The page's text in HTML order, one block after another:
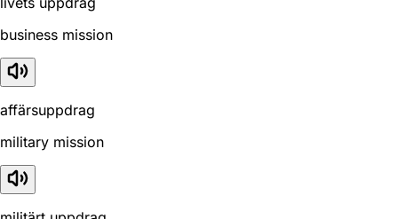
business mission
affärsuppdrag
military mission